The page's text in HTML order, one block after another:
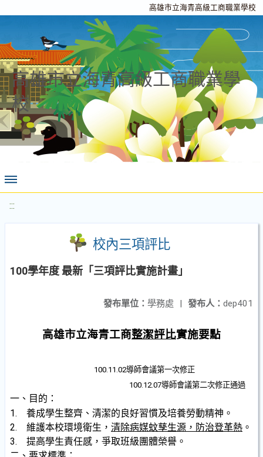
高雄市立海青高級工商職業學校
高雄市立海青高級工商職業學
校
:::
校內三項評比
100學年度 最新「三項評比實施計畫」
發布人： dep401
發布單位： 學務處 |
高雄市立海青工商整潔評比實施要點
100.11.02導師會議第一次修正
100.12.07導師會議第二次修正通過
一、 目的：
1.
養成學生整齊、清潔的良好習慣及培養勞動精神。
2.
維護本校環境衛生， 清除病媒蚊孳生源，防治登革熱 。
3.
提高學生責任感，爭取班級團體榮譽。